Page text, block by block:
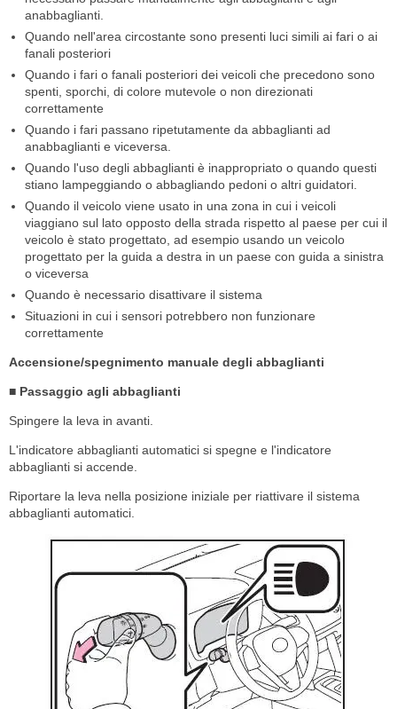
anabbaglianti.
Quando nell'area circostante sono presenti luci simili ai fari o ai
fanali posteriori
Quando i fari o fanali posteriori dei veicoli che precedono sono
spenti, sporchi, di colore mutevole o non direzionati
correttamente
Quando i fari passano ripetutamente da abbaglianti ad
anabbaglianti e viceversa.
Quando l'uso degli abbaglianti è inappropriato o quando questi
stiano lampeggiando o abbagliando pedoni o altri guidatori.
Quando il veicolo viene usato in una zona in cui i veicoli
viaggiano sul lato opposto della strada rispetto al paese per cui il
veicolo è stato progettato, ad esempio usando un veicolo
progettato per la guida a destra in un paese con guida a sinistra
o viceversa
Quando è necessario disattivare il sistema
Situazioni in cui i sensori potrebbero non funzionare
correttamente
Accensione/spegnimento manuale degli abbaglianti
■ Passaggio agli abbaglianti
Spingere la leva in avanti.
L'indicatore abbaglianti automatici si spegne e l'indicatore
abbaglianti si accende.
Riportare la leva nella posizione iniziale per riattivare il sistema
abbaglianti automatici.